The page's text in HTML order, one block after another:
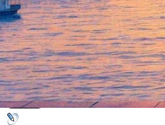
Поклон
русских
31 июля 2013,17:07 Версия для